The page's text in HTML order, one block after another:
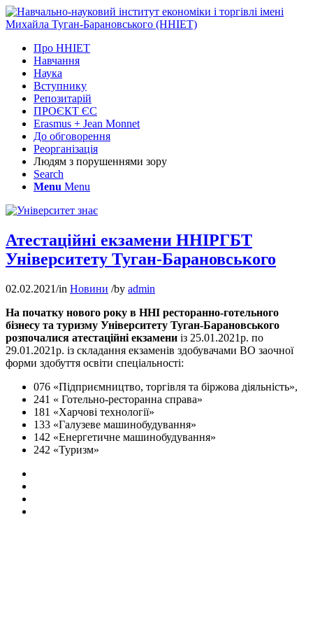
Про ННІЕТ
Навчання
Наука
Вступнику
Репозитарій
ПРОЄКТ ЄС
Erasmus + Jean Monnet
До обговорення
Реорганізація
Людям з порушеннями зору
Search
Menu Menu
Атестаційні екзамени ННІРГБТ
Університету Туган-Барановського
02.02.2021/in Новини /by admin
На початку нового року в ННІ ресторанно-готельного
бізнесу та туризму Університету Туган-Барановського
розпочалися атестаційні екзамени із 25.01.2021р. по
29.01.2021р. із складання екзаменів здобувачами ВО заочної
форми здобуття освіти спеціальності:
076 «Підприємництво, торгівля та біржова діяльність»,
241 « Готельно-ресторанна справа»
181 «Харчові технології»
133 «Галузеве машинобудування»
142 «Енергетичне машинобудування»
242 «Туризм»